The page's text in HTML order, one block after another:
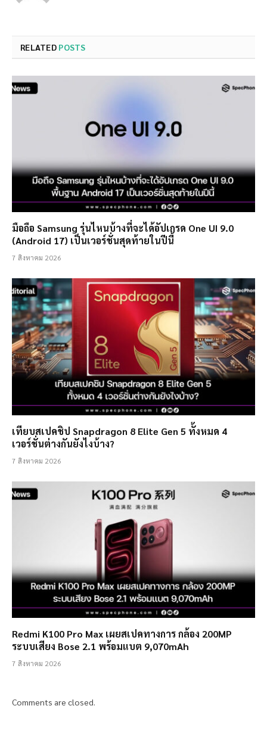
RELATED POSTS
มือถือ Samsung รุ่นไหนบ้างที่จะได้อัปเกรด One UI 9.0
(Android 17) เป็นเวอร์ชั่นสุดท้ายในปีนี้
7 สิงหาคม 2026
เทียบสเปคชิป Snapdragon 8 Elite Gen 5 ทั้งหมด 4
เวอร์ชั่นต่างกันยังไงบ้าง?
7 สิงหาคม 2026
Redmi K100 Pro Max เผยสเปคทางการ กล้อง 200MP
ระบบเสียง Bose 2.1 พร้อมแบต 9,070mAh
7 สิงหาคม 2026
Comments are closed.